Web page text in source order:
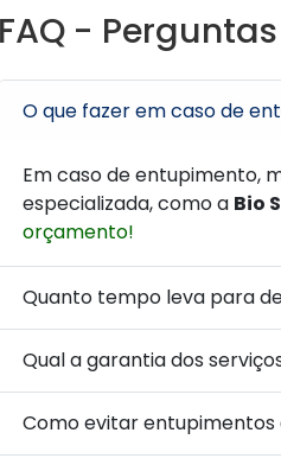
FAQ -
O que fazer em caso de
Em caso de entupimento,
especializada, como a Bio
orçamento!
Quanto tempo leva para
Qual a garantia dos
Como evitar entupimentos